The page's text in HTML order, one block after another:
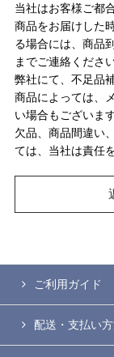
当社はお客様ご都
商品をお届けした
る場合には、商品
までご連絡ください
弊社にて、不足品
商品によっては、
い場合もございま
欠品、商品間違い
ては、当社は責任
ご利用ガイド
配送・支払い